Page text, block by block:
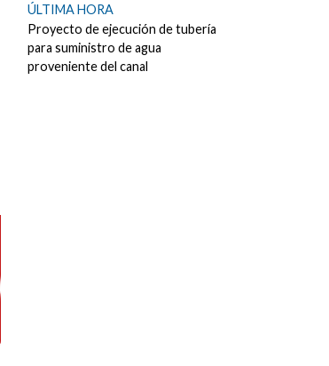
ÚLTIMA HORA
Proyecto de ejecución de tubería
para suministro de agua
proveniente del canal